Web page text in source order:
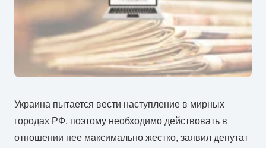
Украина пытается вести наступление в мирных
городах РФ, поэтому необходимо действовать в
отношении нее максимально жестко, заявил депутат